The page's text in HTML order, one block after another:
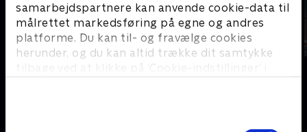
samarbejdspartnere kan anvende cookie-data til
målrettet markedsføring på egne og andres
platforme. Du kan til- og fravælge cookies
herunder, og du kan altid trække dit samtykke
tilbage ved at klikke på ’Cookie-indstillinger’ i